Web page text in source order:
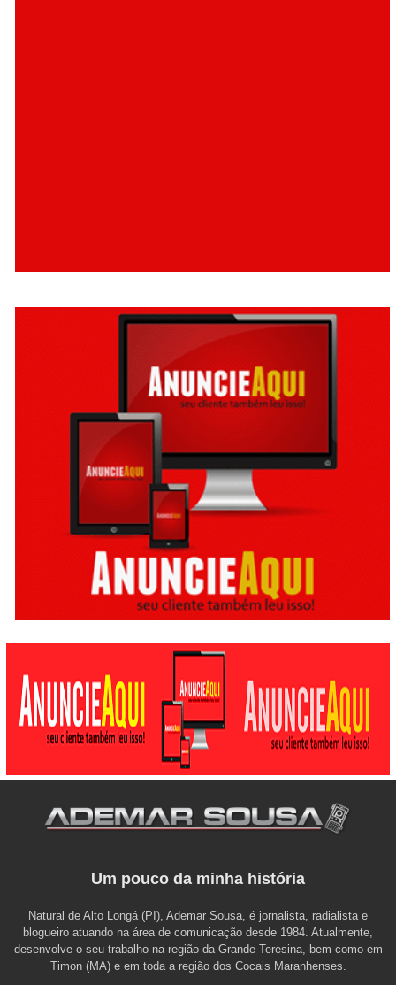
Um pouco da minha história
Natural de Alto Longá (PI), Ademar Sousa, é jornalista, radialista e
blogueiro atuando na área de comunicação desde 1984. Atualmente,
desenvolve o seu trabalho na região da Grande Teresina, bem como em
Timon (MA) e em toda a região dos Cocais Maranhenses.